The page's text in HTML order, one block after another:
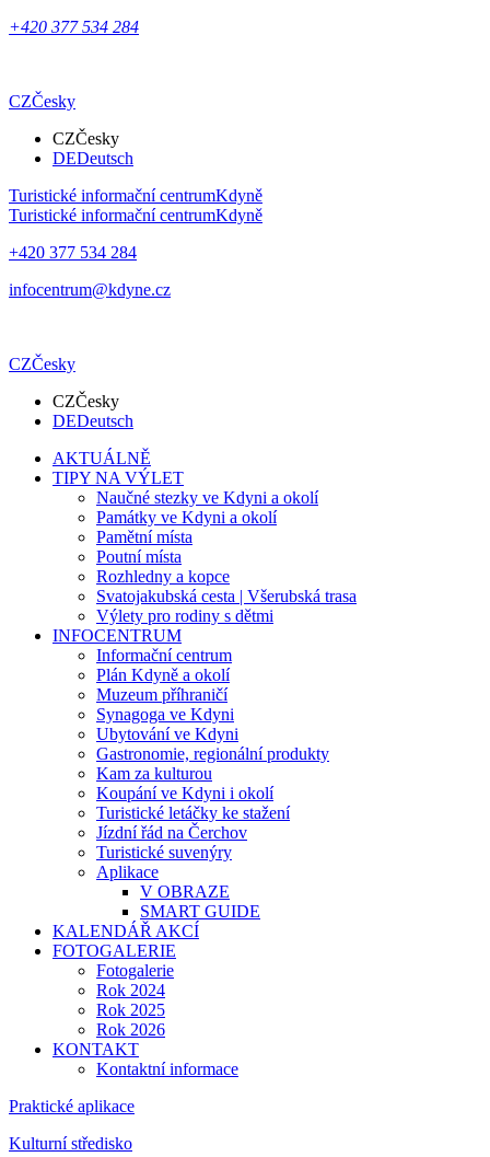
+420 377 534 284
CZČesky
CZČesky
DEDeutsch
Turistické informační centrumKdyně
Turistické informační centrumKdyně
+420 377 534 284
infocentrum@kdyne.cz
CZČesky
CZČesky
DEDeutsch
AKTUÁLNĚ
TIPY NA VÝLET
Naučné stezky ve Kdyni a okolí
Památky ve Kdyni a okolí
Pamětní místa
Poutní místa
Rozhledny a kopce
Svatojakubská cesta | Všerubská trasa
Výlety pro rodiny s dětmi
INFOCENTRUM
Informační centrum
Plán Kdyně a okolí
Muzeum příhraničí
Synagoga ve Kdyni
Ubytování ve Kdyni
Gastronomie, regionální produkty
Kam za kulturou
Koupání ve Kdyni i okolí
Turistické letáčky ke stažení
Jízdní řád na Čerchov
Turistické suvenýry
Aplikace
V OBRAZE
SMART GUIDE
KALENDÁŘ AKCÍ
FOTOGALERIE
Fotogalerie
Rok 2024
Rok 2025
Rok 2026
KONTAKT
Kontaktní informace
Praktické aplikace
Kulturní středisko